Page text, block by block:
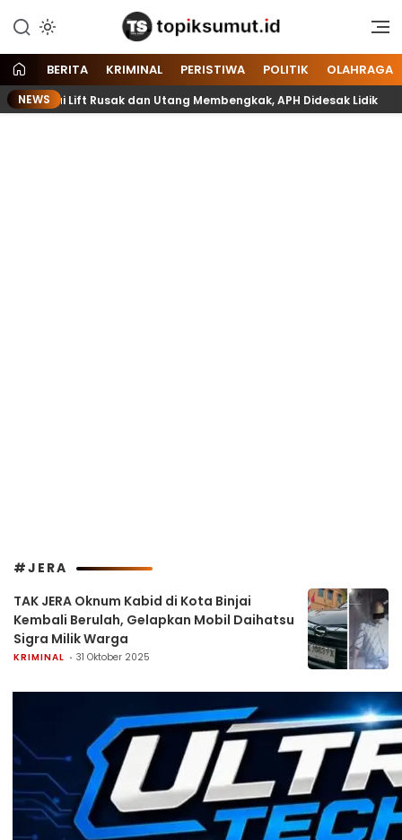
Topik Sumut
Memberitakan Seputar
dan Nasional
BERITA KRIMINAL PERISTIWA POLITIK OLAHRAGA
NEWS
Mulai Lift Rusak dan Utang Membengkak, APH Didesak Lidik
#JERA
TAK JERA Oknum Kabid di Kota Binjai
Kembali Berulah, Gelapkan Mobil Daihatsu
Sigra Milik Warga
KRIMINAL 31 Oktober 2025